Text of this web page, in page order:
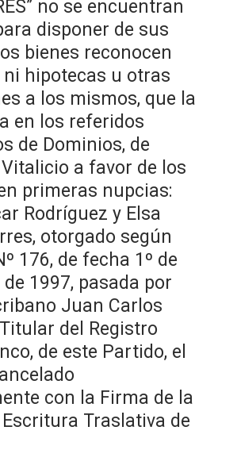
no se encuentran
disponer de sus
bienes reconocen
ni hipotecas u otras
a los mismos, que la
en los referidos
de Dominios, de
a favor de los
primeras nupcias:
Rodríguez y Elsa
otorgado según
176, de fecha 1º de
1997, pasada por
Juan Carlos
del Registro
de este Partido, el
con la Firma de la
Traslativa de